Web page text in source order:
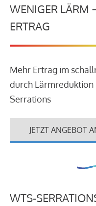
WENIGER LÄRM
ERTRAG
Mehr Ertrag im
durch Lärmreduktion
Serrations
JETZT ANGEBOT
WTS-